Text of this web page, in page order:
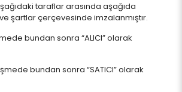
taraflar arasında aşağıda
şartlar çerçevesinde imzalanmıştır.
bundan sonra “ALICI” olarak
bundan sonra “SATICI” olarak